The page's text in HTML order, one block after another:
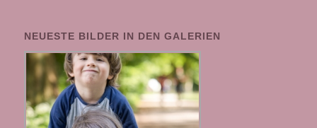
NEUESTE BILDER IN DEN GALERIEN